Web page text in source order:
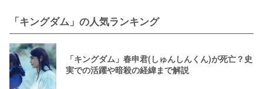
「キングダム」の人気ランキング
「キングダム」春申君(しゅんしんくん)が死亡？史
実での活躍や暗殺の経緯まで解説